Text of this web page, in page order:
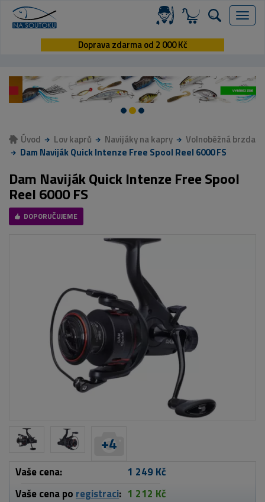
Menu
Doprava zdarma od 2 000 Kč
Úvod Lov kaprů Navijáky na kapry
Volnoběžná brzda
Dam Naviják Quick Intenze Free Spool Reel 6000 FS
Dam Naviják Quick Intenze Free Spool
Reel 6000 FS
DOPORUČUJEME
+4
Vaše cena:
1 249 Kč
Vaše cena po registraci: 1 212 Kč